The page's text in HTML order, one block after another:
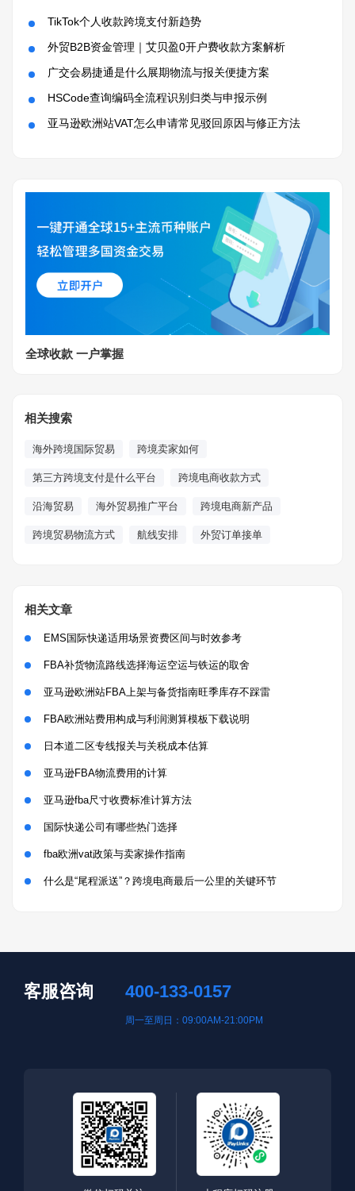
TikTok个人收款跨境支付新趋势
外贸B2B资金管理｜艾贝盈0开户费收款方案解析
广交会易捷通是什么展期物流与报关便捷方案
HSCode查询编码全流程识别归类与申报示例
亚马逊欧洲站VAT怎么申请常见驳回原因与修正方法
全球收款 一户掌握
相关搜索
海外跨境国际贸易 跨境卖家如何
第三方跨境支付是什么平台 跨境电商收款方式
沿海贸易 海外贸易推广平台 跨境电商新产品
跨境贸易物流方式 航线安排 外贸订单接单
相关文章
EMS国际快递适用场景资费区间与时效参考
FBA补货物流路线选择海运空运与铁运的取舍
亚马逊欧洲站FBA上架与备货指南旺季库存不踩雷
FBA欧洲站费用构成与利润测算模板下载说明
日本道二区专线报关与关税成本估算
亚马逊FBA物流费用的计算
亚马逊fba尺寸收费标准计算方法
国际快递公司有哪些热门选择
fba欧洲vat政策与卖家操作指南
什么是“尾程派送”？跨境电商最后一公里的关键环节
客服咨询 400-133-0157
周一至周日：09:00AM-21:00PM